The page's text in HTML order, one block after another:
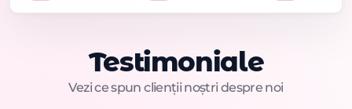
Testimoniale
Vezi ce spun clienții noștri despre noi